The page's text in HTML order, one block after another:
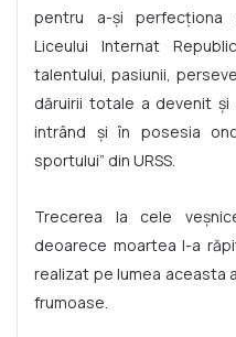
pentru a-și perfecționa
Liceului Internat
talentului, pasiunii,
dăruirii totale a devenit și
intrând și în posesia
sportului” din URSS.
Trecerea la cele
deoarece moartea l-a
realizat pe lumea aceasta
frumoase.